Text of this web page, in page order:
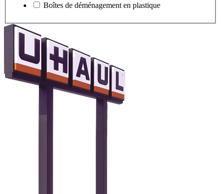
Boîtes de déménagement en plastique